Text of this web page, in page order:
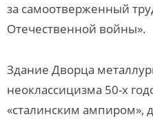
за самоотверженный
Отечественной войны».
Здание Дворца
неоклассицизма 50-х
«сталинским ампиром»,